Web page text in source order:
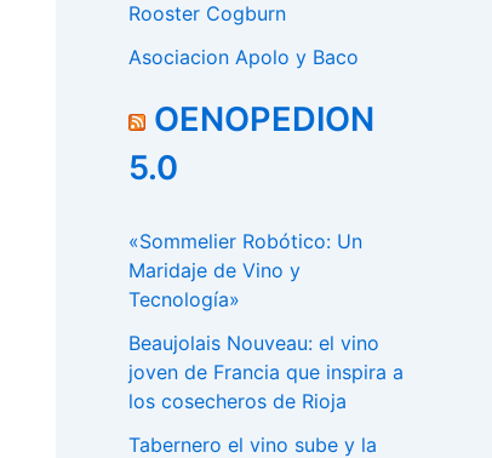
Rooster Cogburn
Asociacion Apolo y Baco
OENOPEDION
5.0
«Sommelier Robótico: Un
Maridaje de Vino y
Tecnología»
Beaujolais Nouveau: el vino
joven de Francia que inspira a
los cosecheros de Rioja
Tabernero el vino sube y la